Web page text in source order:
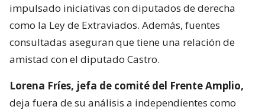
impulsado iniciativas con diputados de derecha
como la Ley de Extraviados. Además, fuentes
consultadas aseguran que tiene una relación de
amistad con el diputado Castro.
Lorena Fríes, jefa de comité del Frente Amplio,
deja fuera de su análisis a independientes como